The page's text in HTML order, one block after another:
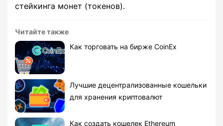
стейкинга монет (токенов).
Читайте также
Как торговать на бирже CoinEx
Лучшие децентрализованные кошельки
для хранения криптовалют
Как создать кошелек Ethereum